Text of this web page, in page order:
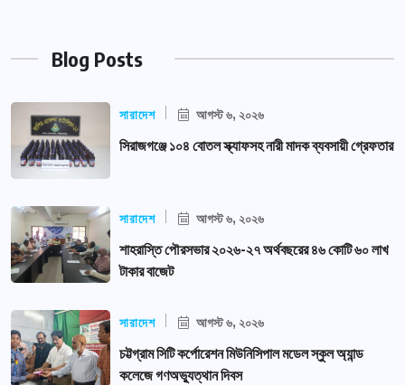
Blog Posts
সারাদেশ আগস্ট ৬, ২০২৬
সিরাজগঞ্জে ১০৪ বোতল স্ক্যাফসহ নারী মাদক ব্যবসায়ী গ্রেফতার
সারাদেশ আগস্ট ৬, ২০২৬
শাহরাস্তি পৌরসভার ২০২৬-২৭ অর্থবছরের ৪৬ কোটি ৬০ লাখ
টাকার বাজেট
সারাদেশ আগস্ট ৬, ২০২৬
চট্টগ্রাম সিটি কর্পোরেশন মিউনিসিপাল মডেল স্কুল অ্যান্ড
কলেজে গণঅভ্যুত্থান দিবস